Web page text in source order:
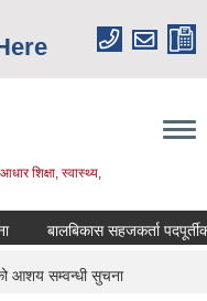
शिक्षा, स्‍वास्‍थ्‍य,
बालबिकास सहजकर्ता पदपूर्तीका
आशय सम्वन्धी सुचना